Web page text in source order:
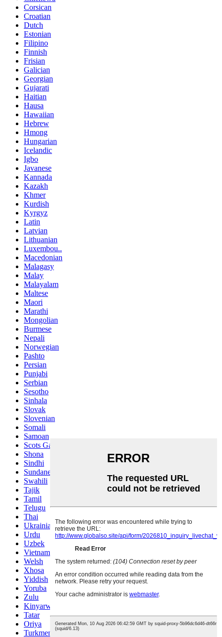
Corsican
Croatian
Dutch
Estonian
Filipino
Finnish
Frisian
Galician
Georgian
Gujarati
Haitian
Hausa
Hawaiian
Hebrew
Hmong
Hungarian
Icelandic
Igbo
Javanese
Kannada
Kazakh
Khmer
Kurdish
Kyrgyz
Latin
Latvian
Lithuanian
Luxembou..
Macedonian
Malagasy
Malay
Malayalam
Maltese
Maori
Marathi
Mongolian
Burmese
Nepali
Norwegian
Pashto
Persian
Punjabi
Serbian
Sesotho
Sinhala
Slovak
Slovenian
Somali
Samoan
Scots Gaelic
Shona
Sindhi
Sundanese
Swahili
Tajik
Tamil
Telugu
Thai
Ukrainian
Urdu
Uzbek
Vietnamese
Welsh
Xhosa
Yiddish
Yoruba
Zulu
Kinyarwanda
Tatar
Oriya
Turkmen